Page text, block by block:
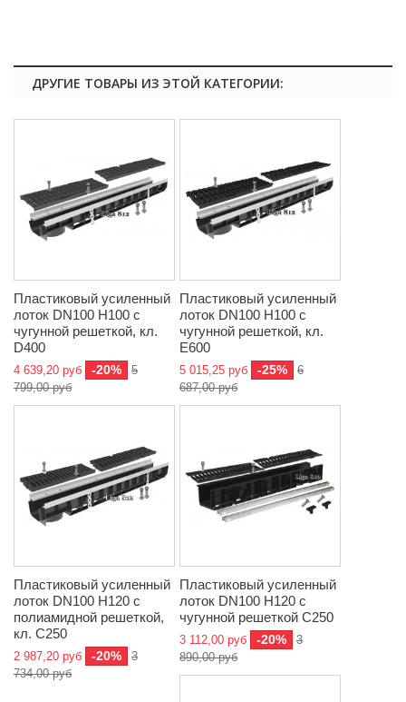
ДРУГИЕ ТОВАРЫ ИЗ ЭТОЙ КАТЕГОРИИ:
Пластиковый усиленный
лоток DN100 H100 с
чугунной решеткой, кл.
D400
4 639,20 руб -20%
5
799,00 руб
Пластиковый усиленный
лоток DN100 H100 с
чугунной решеткой, кл.
E600
5 015,25 руб -25%
6
687,00 руб
Пластиковый усиленный
лоток DN100 H120 с
полиамидной решеткой,
кл. C250
2 987,20 руб -20%
3
734,00 руб
Пластиковый усиленный
лоток DN100 H120 с
чугунной решеткой C250
3 112,00 руб -20%
3
890,00 руб